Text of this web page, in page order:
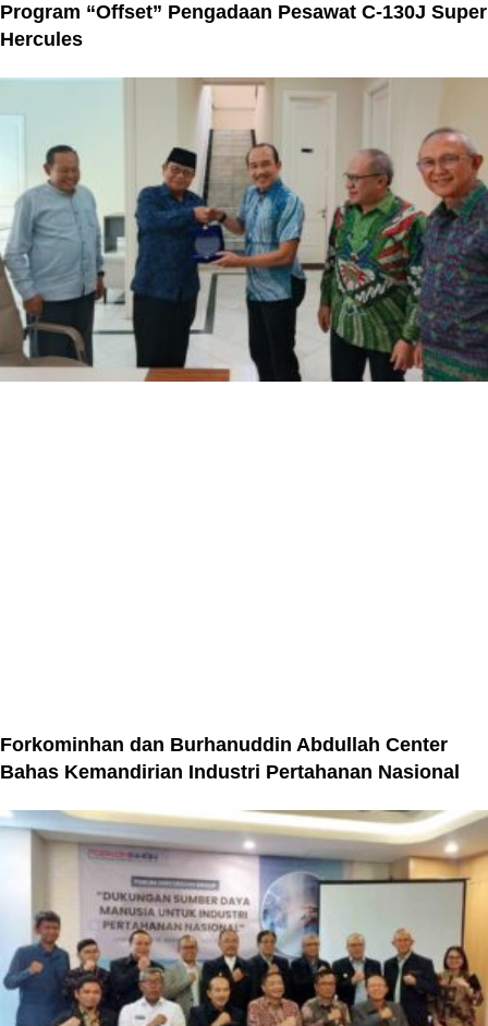
Program “Offset” Pengadaan Pesawat C-130J Super
Hercules
Forkominhan dan Burhanuddin Abdullah Center
Bahas Kemandirian Industri Pertahanan Nasional